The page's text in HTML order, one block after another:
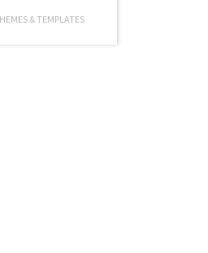
& TEMPLATES